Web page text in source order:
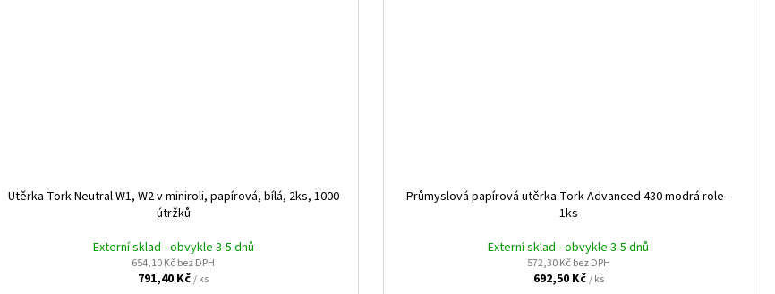
Utěrka Tork Neutral W1, W2 v miniroli, papírová, bílá, 2ks, 1000
útržků
Externí sklad - obvykle 3-5 dnů
654,10 Kč bez DPH
791,40 Kč/ ks
Průmyslová papírová utěrka Tork Advanced 430 modrá role -
1ks
Externí sklad - obvykle 3-5 dnů
572,30 Kč bez DPH
692,50 Kč/ ks